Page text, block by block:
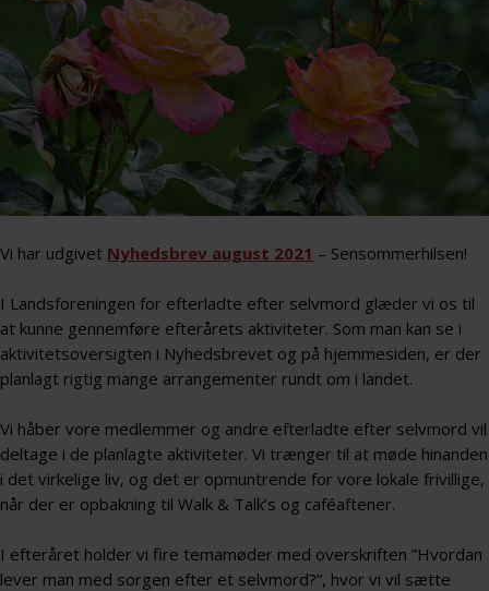
Vi har udgivet Nyhedsbrev august 2021 – Sensommerhilsen!
I Landsforeningen for efterladte efter selvmord glæder vi os til
at kunne gennemføre efterårets aktiviteter. Som man kan se i
aktivitetsoversigten i Nyhedsbrevet og på hjemmesiden, er der
planlagt rigtig mange arrangementer rundt om i landet.
Vi håber vore medlemmer og andre efterladte efter selvmord vil
deltage i de planlagte aktiviteter. Vi trænger til at møde hinanden
i det virkelige liv, og det er opmuntrende for vore lokale frivillige,
når der er opbakning til Walk & Talk’s og caféaftener.
I efteråret holder vi fire temamøder med overskriften ”Hvordan
lever man med sorgen efter et selvmord?”, hvor vi vil sætte